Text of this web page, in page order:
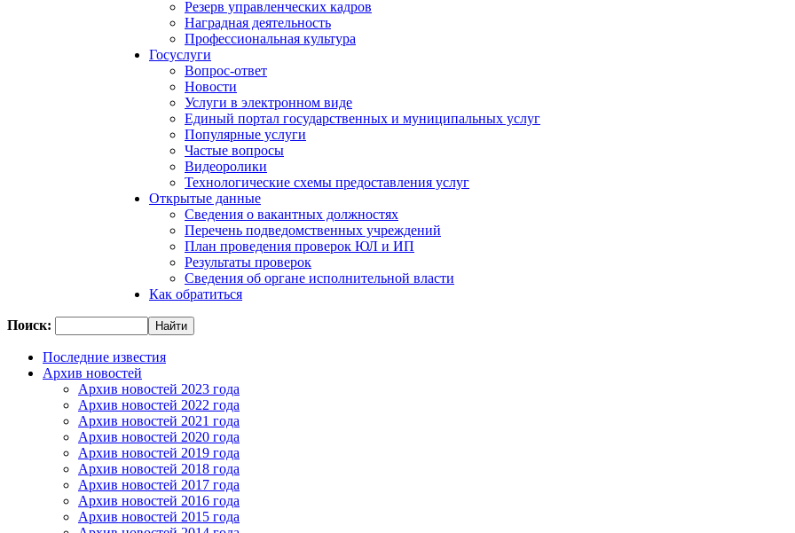
Резерв управленческих кадров
Наградная деятельность
Профессиональная культура
Госуслуги
Вопрос-ответ
Новости
Услуги в электронном виде
Единый портал государственных и муниципальных услуг
Популярные услуги
Частые вопросы
Видеоролики
Технологические схемы предоставления услуг
Открытые данные
Сведения о вакантных должностях
Перечень подведомственных учреждений
План проведения проверок ЮЛ и ИП
Результаты проверок
Сведения об органе исполнительной власти
Как обратиться
Поиск:
Последние известия
Архив новостей
Архив новостей 2023 года
Архив новостей 2022 года
Архив новостей 2021 года
Архив новостей 2020 года
Архив новостей 2019 года
Архив новостей 2018 года
Архив новостей 2017 года
Архив новостей 2016 года
Архив новостей 2015 года